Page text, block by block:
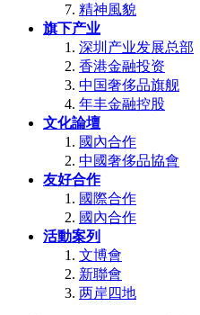
精神風貌
旗下产业
深圳产业发展总部
香港金融投资
中国奢侈品旗舰
年丰金融控股
文化論壇
國內合作
中國奢侈品協會
友好合作
國際合作
國內合作
活動案列
文博會
新聯會
两岸四地